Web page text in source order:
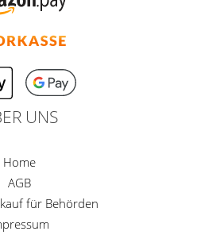
UNS
Home
AGB
für Behörden